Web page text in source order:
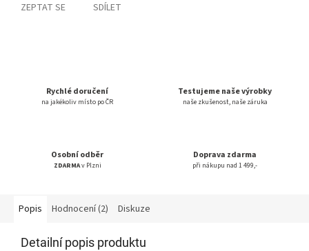
ZEPTAT SE SDÍLET
Rychlé doručení
na jakékoliv místo po ČR
Testujeme naše výrobky
naše zkušenost, naše záruka
Osobní odběr
ZDARMAv Plzni
Doprava zdarma
při nákupu nad 1 499,-
Popis Hodnocení (2) Diskuze
Detailní popis produktu